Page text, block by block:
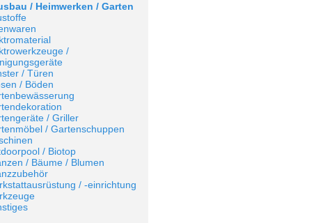
/ Heimwerken / Garten
/
/ Türen
/ Böden
/ Griller
/ Gartenschuppen
/ Biotop
/ Bäume / Blumen
/ -einrichtung